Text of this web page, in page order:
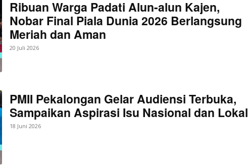
Ribuan Warga Padati Alun-alun Kajen,
Nobar Final Piala Dunia 2026 Berlangsung
Meriah dan Aman
20 Juli 2026
PMII Pekalongan Gelar Audiensi Terbuka,
Sampaikan Aspirasi Isu Nasional dan Lokal
18 Juni 2026